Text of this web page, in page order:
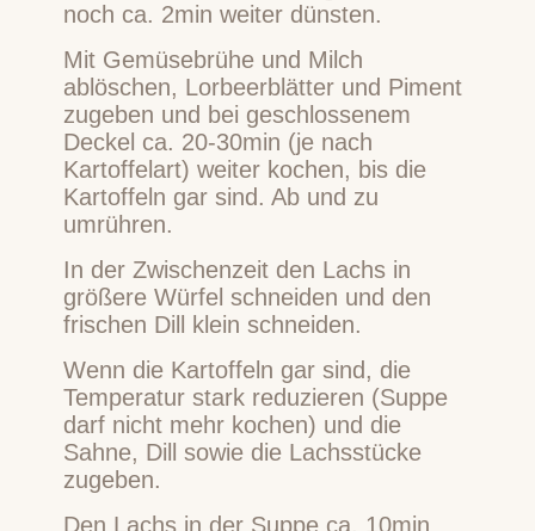
noch ca. 2min weiter dünsten.
Mit Gemüsebrühe und Milch
ablöschen, Lorbeerblätter und Piment
zugeben und bei geschlossenem
Deckel ca. 20-30min (je nach
Kartoffelart) weiter kochen, bis die
Kartoffeln gar sind. Ab und zu
umrühren.
In der Zwischenzeit den Lachs in
größere Würfel schneiden und den
frischen Dill klein schneiden.
Wenn die Kartoffeln gar sind, die
Temperatur stark reduzieren (Suppe
darf nicht mehr kochen) und die
Sahne, Dill sowie die Lachsstücke
zugeben.
Den Lachs in der Suppe ca. 10min